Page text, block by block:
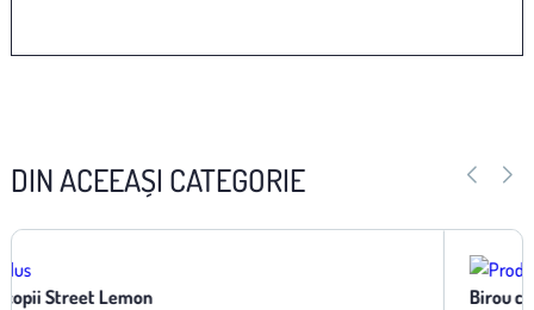
DIN ACEEAȘI CATEGORIE
Birou copii Cars